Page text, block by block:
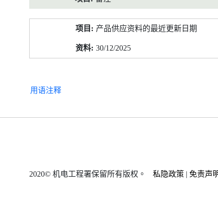
产品供应资料的最近更新日期
30/12/2025
用语注释
2020© 机电工程署保留所有版权。 私隐政策 | 免责声